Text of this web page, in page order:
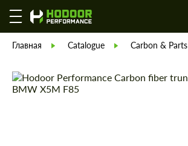
Главная Catalogue Carbon & Parts